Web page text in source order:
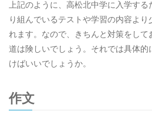
上記のように、高松北中学に入学する
り組んでいるテストや学習の内容よ
れます。なので、きちんと対策をし
道は険しいでしょう。それでは具体
けばいいでしょうか。
作文